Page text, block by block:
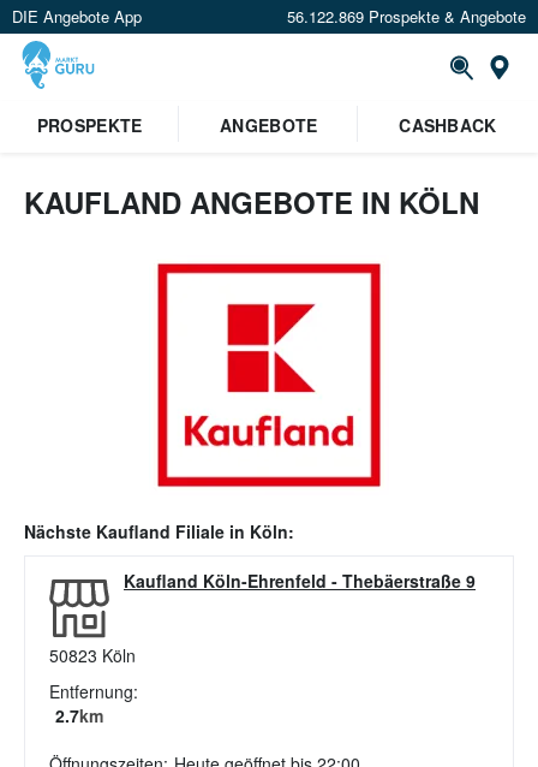
DIE Angebote App 56.122.869 Prospekte & Angebote
PROSPEKTE
ANGEBOTE CASHBACK
KAUFLAND ANGEBOTE IN KÖLN
Nächste Kaufland Filiale in Köln:
Kaufland Köln-Ehrenfeld - Thebäerstraße 9
50823 Köln
Entfernung:
2.7km